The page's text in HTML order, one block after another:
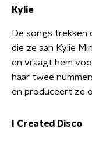
Kylie
De songs trekken
die ze aan Kylie
en vraagt hem
haar twee
en produceert ze
I Created Disco